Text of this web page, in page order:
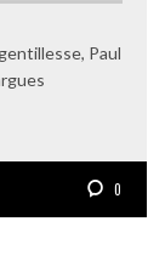
Paul
0